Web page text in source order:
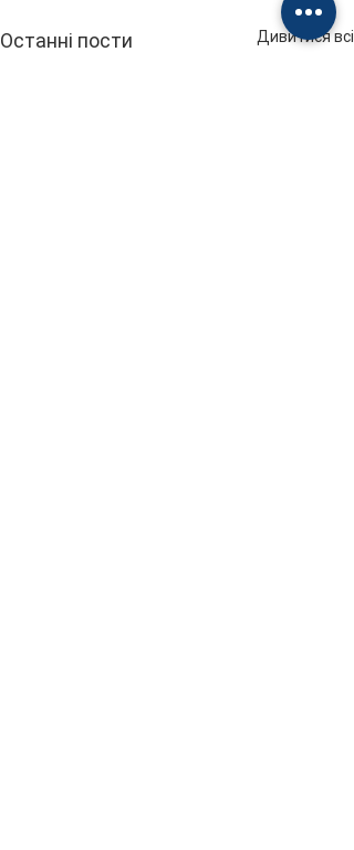
Останні пости Дивитися всі